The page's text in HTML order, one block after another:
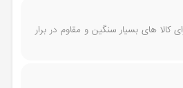
کالا های بسیار سنگین و مقاوم در برار